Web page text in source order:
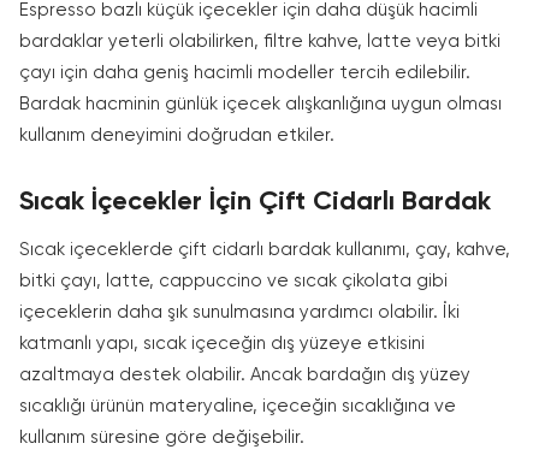
Espresso bazlı küçük içecekler için daha düşük hacimli
bardaklar yeterli olabilirken, filtre kahve, latte veya bitki
çayı için daha geniş hacimli modeller tercih edilebilir.
Bardak hacminin günlük içecek alışkanlığına uygun olması
kullanım deneyimini doğrudan etkiler.
Sıcak İçecekler İçin Çift Cidarlı Bardak
Sıcak içeceklerde çift cidarlı bardak kullanımı, çay, kahve,
bitki çayı, latte, cappuccino ve sıcak çikolata gibi
içeceklerin daha şık sunulmasına yardımcı olabilir. İki
katmanlı yapı, sıcak içeceğin dış yüzeye etkisini
azaltmaya destek olabilir. Ancak bardağın dış yüzey
sıcaklığı ürünün materyaline, içeceğin sıcaklığına ve
kullanım süresine göre değişebilir.